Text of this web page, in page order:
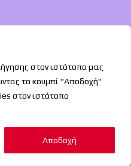
στον ιστότοπο μας
το κουμπί "Αποδοχή"
στον ιστότοπο
Αποδοχή